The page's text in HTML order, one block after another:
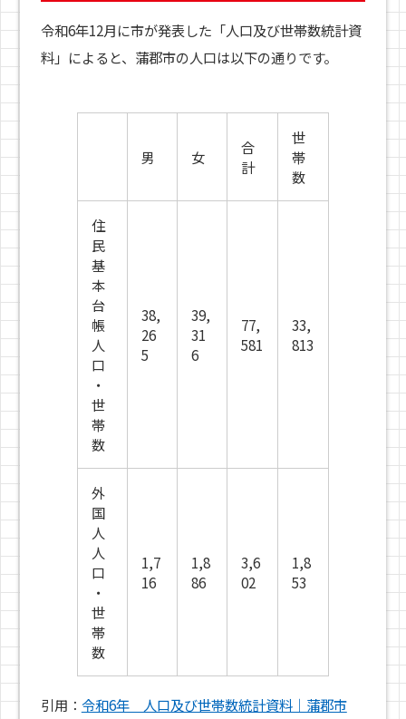
令和6年12月に市が発表した「人口及び世帯数統計資
料」によると、蒲郡市の人口は以下の通りです。
男 女
合
計
世
帯
数
住
民
基
本
台
帳
人
口
・
世
帯
数
38,
26
5
39,
31
6
77,
581
33,
813
外
国
人
人
口
・
世
帯
数
1,7
16
1,8
86
3,6
02
1,8
53
引用： 令和6年 人口及び世帯数統計資料｜蒲郡市